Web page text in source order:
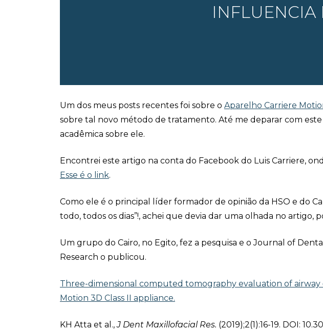
INFLUENCIA
Um dos meus posts recentes foi sobre o Aparelho Carriere
sobre tal novo método de tratamento. Até me deparar com este
acadêmica sobre ele.
Encontrei este artigo na conta do Facebook do Luis Carriere,
Esse é o link.
Como ele é o principal líder formador de opinião da HSO e do
todo, todos os dias”!, achei que devia dar uma olhada no artigo,
Um grupo do Cairo, no Egito, fez a pesquisa e o Journal of
Research o publicou.
Three-dimensional computed tomography evaluation of
Motion 3D Class II appliance.
KH Atta et al.,J Dent Maxillofacial Res. (2019);2(1):16-19. DOI: